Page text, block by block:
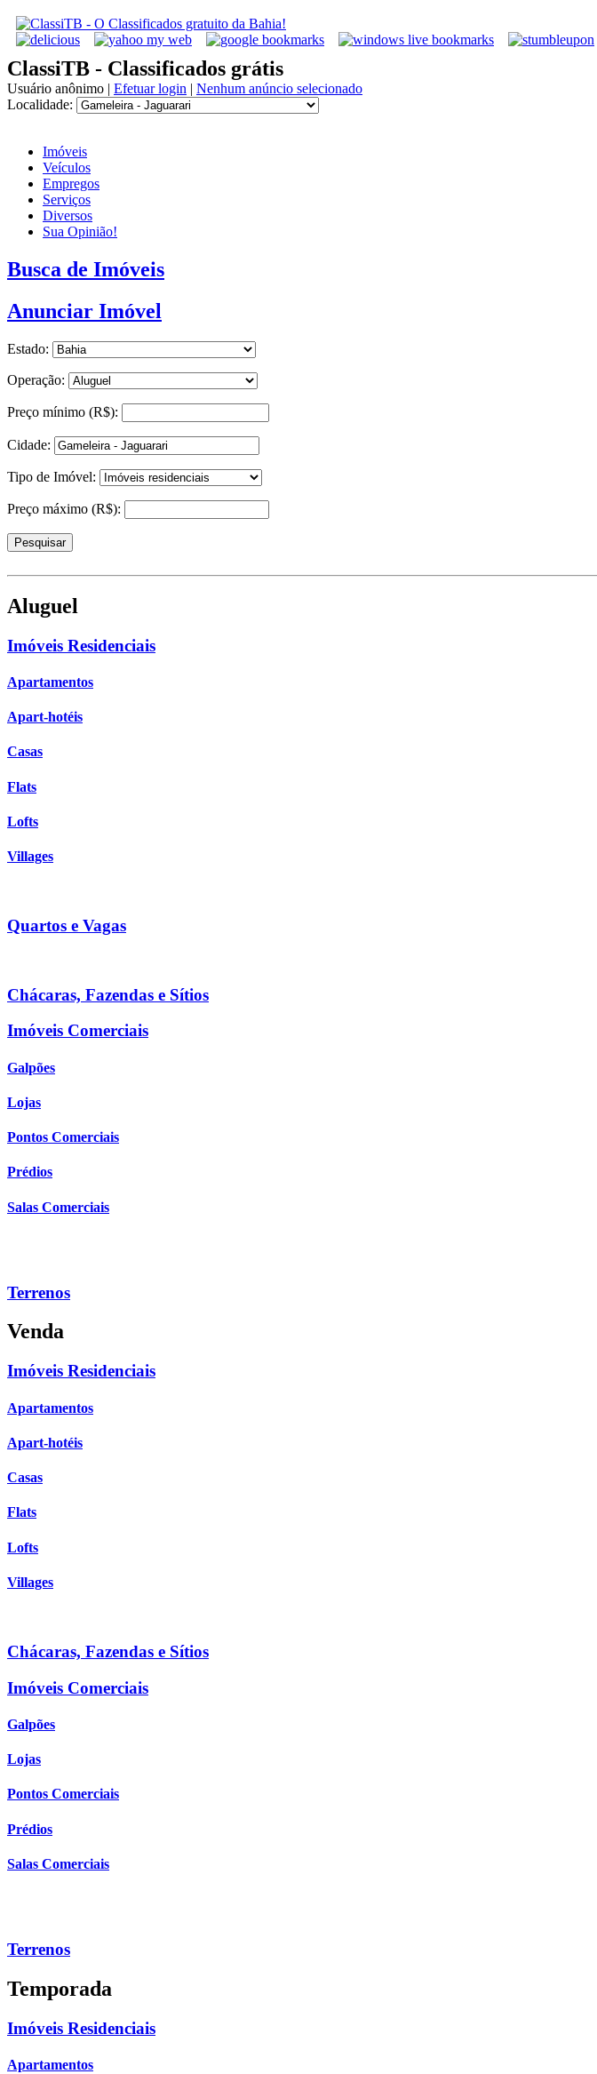
ClassiTB - Classificados grátis
Usuário anônimo | Efetuar login | Nenhum anúncio selecionado
Localidade:
Imóveis
Veículos
Empregos
Serviços
Diversos
Sua Opinião!
Busca de Imóveis
Anunciar Imóvel
Estado:
Operação:
Preço mínimo (R$):
Cidade:
Tipo de Imóvel:
Preço máximo (R$):
Aluguel
Imóveis Residenciais
Apartamentos
Apart-hotéis
Casas
Flats
Lofts
Villages
Quartos e Vagas
Chácaras, Fazendas e Sítios
Imóveis Comerciais
Galpões
Lojas
Pontos Comerciais
Prédios
Salas Comerciais
Terrenos
Venda
Imóveis Residenciais
Apartamentos
Apart-hotéis
Casas
Flats
Lofts
Villages
Chácaras, Fazendas e Sítios
Imóveis Comerciais
Galpões
Lojas
Pontos Comerciais
Prédios
Salas Comerciais
Terrenos
Temporada
Imóveis Residenciais
Apartamentos